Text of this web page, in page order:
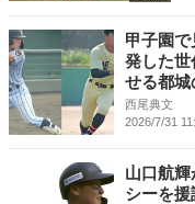
甲子園
発した世
せる都城
西尾典文
2026/7/31
山口航
シーを援